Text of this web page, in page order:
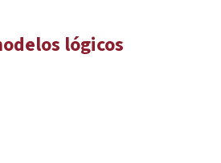
lógicos